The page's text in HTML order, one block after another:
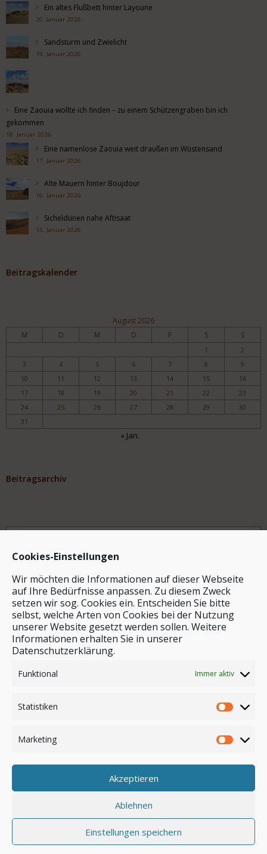
Cookies-Einstellungen
Wir möchten die Informationen auf dieser Webseite
auf Ihre Bedürfnisse anpassen. Zu diesem Zweck
setzen wir sog. Cookies ein. Entscheiden Sie bitte
selbst, welche Arten von Cookies bei der Nutzung
unserer Website gesetzt werden sollen. Weitere
Informationen erhalten Sie in unserer
Datenschutzerklärung.
Funktional Immer aktiv
Statistiken
Marketing
Akzeptieren
Ablehnen
Einstellungen speichern
Ein altes Flußbett hinter Layoune
20. Januar 2026
Sandsturm und Zwielicht
19. Januar 2026
Eine Zaouia wollte ich finden – zu einem Schützengraben bin ich
gekommen
18. Januar 2026
Eine namenlose Zaouia weit draußen im Wüstensand
17. Januar 2026
Alte Mauern hinter Boujdour
16. Januar 2026
Sicheldünen nahe Aftisaat
15. Januar 2026
Beitragskalender
August 2026
M D M D F S S
1
2
3
4 5 6 7 8
9
10
11 12 13 14 15
16
17
18 19 20 21 22
23
24
25 26 27 28 29
30
31
« Jan.
Beitragsarchiv
Archiv
Stichwortsuche
Anmelden
© by safar-reiseblog.de